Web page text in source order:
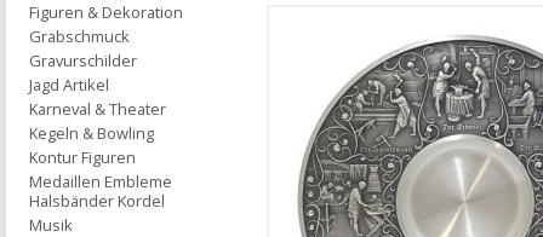
Figuren & Dekoration
Grabschmuck
Gravurschilder
Jagd Artikel
Karneval & Theater
Kegeln & Bowling
Kontur Figuren
Medaillen Embleme
Halsbänder Kordel
Musik